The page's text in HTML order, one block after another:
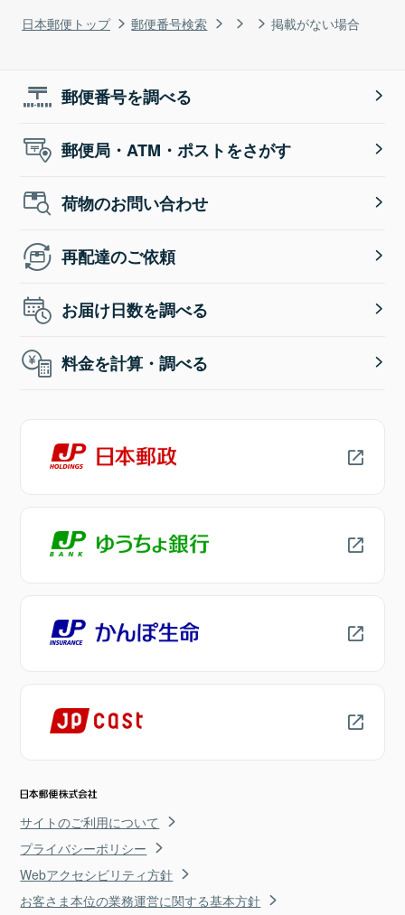
日本郵便トップ 郵便番号検索 掲載がない場合
郵便番号を調べる
郵便局・ATM・ポストをさがす
荷物のお問い合わせ
再配達のご依頼
お届け日数を調べる
料金を計算・調べる
サイトのご利用について
プライバシーポリシー
Webアクセシビリティ方針
お客さま本位の業務運営に関する基本方針